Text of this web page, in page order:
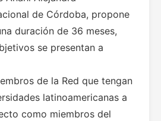
de Córdoba, propone
duración de 36 meses,
se presentan a
de la Red que tengan
latinoamericanas a
como miembros del